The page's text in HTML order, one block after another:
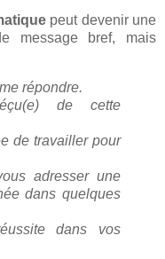
peut devenir une
message bref, mais
répondre.
de cette
de travailler pour
adresser une
dans quelques
dans vos